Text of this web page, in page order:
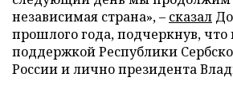
независимая страна», – сказал
прошлого года, подчеркнув, что
поддержкой Республики
России и лично президента